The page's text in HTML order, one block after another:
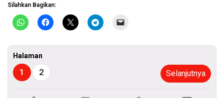
Silahkan Bagikan:
Halaman
1 2 Selanjutnya